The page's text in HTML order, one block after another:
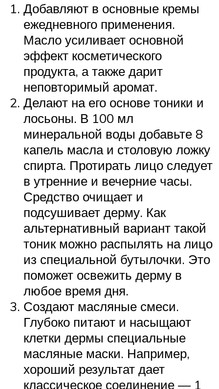
Добавляют в основные кремы
ежедневного применения.
Масло усиливает основной
эффект косметического
продукта, а также дарит
неповторимый аромат.
Делают на его основе тоники и
лосьоны. В 100 мл
минеральной воды добавьте 8
капель масла и столовую ложку
спирта. Протирать лицо следует
в утренние и вечерние часы.
Средство очищает и
подсушивает дерму. Как
альтернативный вариант такой
тоник можно распылять на лицо
из специальной бутылочки. Это
поможет освежить дерму в
любое время дня.
Создают масляные смеси.
Глубоко питают и насыщают
клетки дермы специальные
масляные маски. Например,
хороший результат дает
классическое соединение — 1